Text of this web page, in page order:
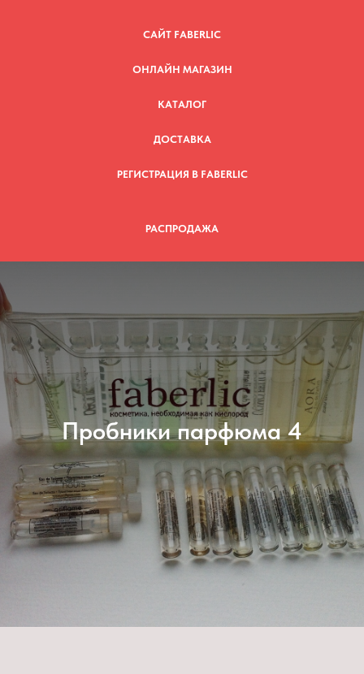
САЙТ FABERLIC
ОНЛАЙН МАГАЗИН
КАТАЛОГ
ДОСТАВКА
РЕГИСТРАЦИЯ В FABERLIC
РАСПРОДАЖА
Пробники парфюма 4